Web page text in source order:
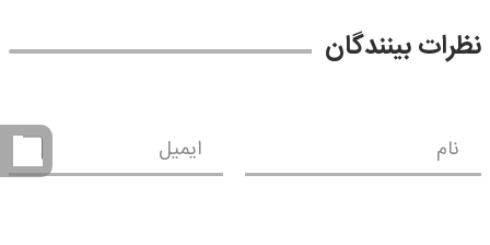
نظرات بینندگان
نام ایمیل